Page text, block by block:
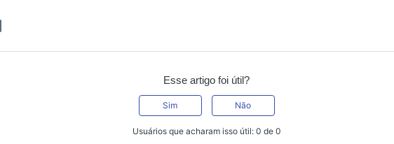
Esse artigo foi útil?
Sim Não
Usuários que acharam isso útil: 0 de 0